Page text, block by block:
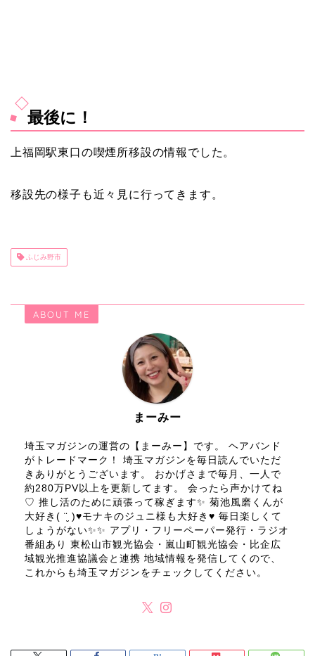
最後に！
上福岡駅東口の喫煙所移設の情報でした。
移設先の様子も近々見に行ってきます。
ふじみ野市
ABOUT ME
まーみー
埼玉マガジンの運営の【まーみー】です。 ヘアバンド
がトレードマーク！ 埼玉マガジンを毎日読んでいただ
きありがとうございます。 おかげさまで毎月、一人で
約280万PV以上を更新してます。 会ったら声かけてね
♡ 推し活のために頑張って稼ぎます✨ 菊池風磨くんが
大好き( ¨̮ )♥モナキのジュニ様も大好き♥ 毎日楽しくて
しょうがない✨✨ アプリ・フリーペーパー発行・ラジオ
番組あり 東松山市観光協会・嵐山町観光協会・比企広
域観光推進協議会と連携 地域情報を発信してくので、
これからも埼玉マガジンをチェックしてください。